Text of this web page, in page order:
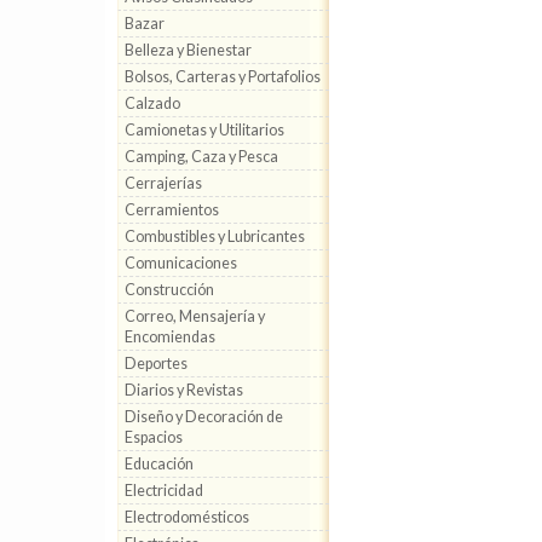
Bazar
Belleza y Bienestar
Bolsos, Carteras y Portafolios
Calzado
Camionetas y Utilitarios
Camping, Caza y Pesca
Cerrajerías
Cerramientos
Combustibles y Lubricantes
Comunicaciones
Construcción
Correo, Mensajería y
Encomiendas
Deportes
Diarios y Revistas
Diseño y Decoración de
Espacios
Educación
Electricidad
Electrodomésticos